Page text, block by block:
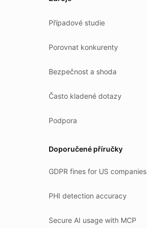
Případové studie
Porovnat konkurenty
Bezpečnost a shoda
Často kladené dotazy
Podpora
Doporučené příručky
GDPR fines for US companies
PHI detection accuracy
Secure AI usage with MCP